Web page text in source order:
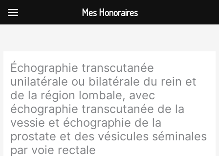
contenu
Échographie transcutanée
unilatérale ou bilatérale du rein et
de la région lombale, avec
échographie transcutanée de la
vessie et échographie de la
prostate et des vésicules séminales
par voie rectale
Mes Honoraires